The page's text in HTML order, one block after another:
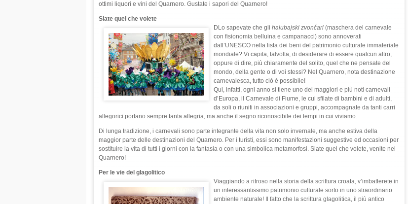
ottimi liquori e vini del Quarnero. Gustate i sapori del Quarnero!
Siate quel che volete
DLo sapevate che gli halubajski zvončari(maschera del carnevale
con fisionomia belluina e campanacci) sono annoverati
dall’UNESCO nella lista dei beni del patrimonio culturale immateriale
mondiale? Vi capita, talvolta, di desiderare di essere qualcun altro,
oppure di dire, più chiaramente del solito, quel che ne pensate del
mondo, della gente o di voi stessi? Nel Quarnero, nota destinazione
carnevalesca, tutto ciò è possibile!
Qui, infatti, ogni anno si tiene uno dei maggiori e più noti carnevali
d’Europa, il Carnevale di Fiume, le cui sfilate di bambini e di adulti,
da soli o riuniti in associazioni e gruppi, accompagnate da tanti carri
allegorici portano sempre tanta allegria, ma anche il segno riconoscibile dei tempi in cui viviamo.
Di lunga tradizione, i carnevali sono parte integrante della vita non solo invernale, ma anche estiva della
maggior parte delle destinazioni del Quarnero. Per i turisti, essi sono manifestazioni suggestive ed occasioni per
sostituire la vita di tutti i giorni con la fantasia o con una simbolica metamorfosi. Siate quel che volete, venite nel
Quarnero!
Per le vie del glagolitico
Viaggiando a ritroso nella storia della scrittura croata, v’imbatterete in
un interessantissimo patrimonio culturale sorto in uno straordinario
ambiente naturale! Il fatto che la scrittura glagolitica, il più antico